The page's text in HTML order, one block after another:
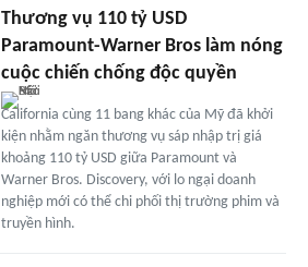
Thương vụ 110 tỷ USD
Paramount-Warner Bros làm nóng
cuộc chiến chống độc quyền
California cùng 11 bang khác của Mỹ đã khởi
kiện nhằm ngăn thương vụ sáp nhập trị giá
khoảng 110 tỷ USD giữa Paramount và
Warner Bros. Discovery, với lo ngại doanh
nghiệp mới có thể chi phối thị trường phim và
truyền hình.